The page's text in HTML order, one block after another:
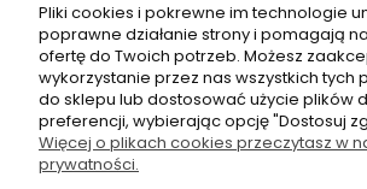
Pliki cookies i pokrewne im technologie
poprawne działanie strony i pomagają
ofertę do Twoich potrzeb. Możesz
wykorzystanie przez nas wszystkich tych
do sklepu lub dostosować użycie plików
preferencji, wybierając opcję "Dostosuj
Więcej o plikach cookies przeczytasz w
prywatności.